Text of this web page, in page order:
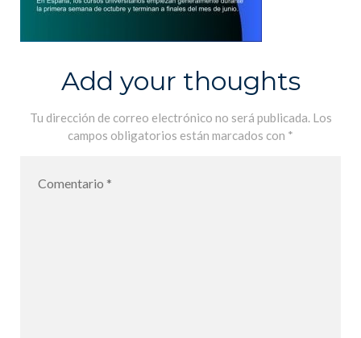
Add your thoughts
Tu dirección de correo electrónico no será publicada. Los
campos obligatorios están marcados con *